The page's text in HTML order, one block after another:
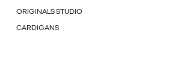
ORIGINALS STUDIO
CARDIGANS